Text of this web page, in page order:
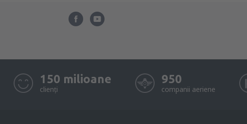
150 milioane
clienți
950
companii aeriene